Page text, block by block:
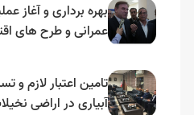
بهره برداری و آغاز
عمرانی و طرح های
تامین اعتبار لازم و
آبیاری در اراضی